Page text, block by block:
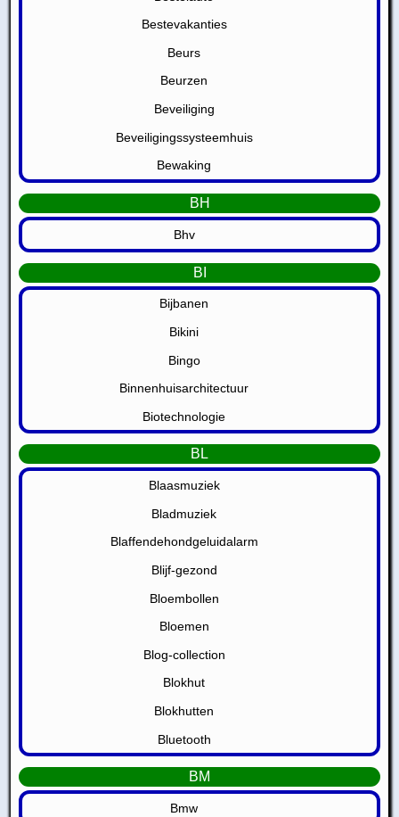
Bestevakanties
Beurs
Beurzen
Beveiliging
Beveiligingssysteemhuis
Bewaking
BH
Bhv
BI
Bijbanen
Bikini
Bingo
Binnenhuisarchitectuur
Biotechnologie
BL
Blaasmuziek
Bladmuziek
Blaffendehondgeluidalarm
Blijf-gezond
Bloembollen
Bloemen
Blog-collection
Blokhut
Blokhutten
Bluetooth
BM
Bmw